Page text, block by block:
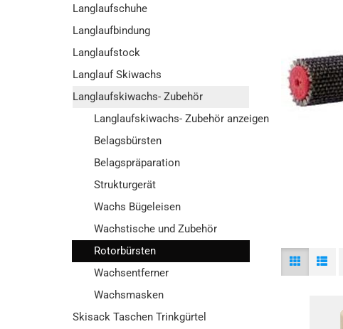
Langlaufschuhe
Langlaufbindung
Langlaufstock
Langlauf Skiwachs
Langlaufskiwachs- Zubehör
Langlaufskiwachs- Zubehör anzeigen
Belagsbürsten
Belagspräparation
Strukturgerät
Wachs Bügeleisen
Wachstische und Zubehör
Rotorbürsten
Wachsentferner
Wachsmasken
Skisack Taschen Trinkgürtel